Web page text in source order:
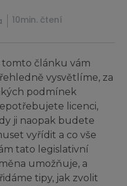
10min. čtení
tomto článku vám
vysvětlíme, za
podmínek
licenci,
ji naopak budete
vyřídit a co vše
tato legislativní
umožňuje, a
tipy, jak zvolit